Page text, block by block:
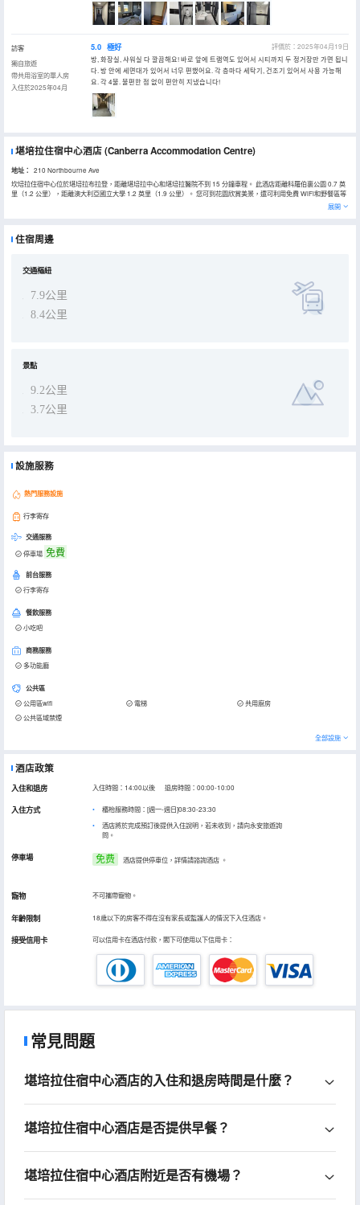
訪客
獨自旅遊
帶共用浴室的單人房
入住於2025年04月
5.0 極好
評價於：2025年04月19日
방, 화장실, 샤워실 다 깔끔해요! 바로 앞에 트램역도 있어서 시티까지 두 정거장만 가면 됩니
다. 방 안에 세면대가 있어서 너무 편했어요. 각 층마다 세탁기, 건조기 있어서 사용 가능해
요. 각 4불. 불편한 점 없이 편안히 지냈습니다!
堪培拉住宿中心酒店(Canberra Accommodation Centre)
地址：
210 Northbourne Ave
坎培拉住宿中心位於堪培拉布拉登，距離堪培拉中心和堪培拉醫院不到 15 分鐘車程。 此酒店距離科羅伯裏公園 0.7 英
里（1.2 公里），距離澳大利亞國立大學 1.2 英里（1.9 公里）。 您可到花園欣賞美景，還可利用免費 WiFi和野餐區等
服務和設施。此酒店的其他設施包括宴會廳和自動售貨機。 特色服務/設施包括快速入住、快速退房和洗衣設施。計劃在
堪培拉舉辦活動？這家酒店擁有 210 平方米（2260 平方英尺）的空間，包括會議場地和3 間會議室。酒店提供免費自
展開
住宿周邊
交通樞紐
7.9公里
8.4公里
景點
9.2公里
3.7公里
設施服務
熱門服務設施
行李寄存
交通服務
停車場 免費
前台服務
行李寄存
餐飲服務
小吃吧
商務服務
多功能廳
公共區
公用區wifi 電梯
共用廚房
公共區域禁煙
全部設施
酒店政策
入住和退房 入住時間：14:00以後 退房時間：00:00-10:00
入住方式
櫃枱服務時間：[週一-週日]08:30-23:30
酒店將於完成預訂後提供入住說明，若未收到，請向永安旅遊詢
問。
停車場 免费 酒店提供停車位，詳情請諮詢酒店 。
寵物 不可攜帶寵物。
年齡限制 18歲以下的房客不得在沒有家長或監護人的情況下入住酒店。
接受信用卡 可以信用卡在酒店付款，閣下可使用以下信用卡：
常見問題
堪培拉住宿中心酒店的入住和退房時間是什麼？
堪培拉住宿中心酒店是否提供早餐？
堪培拉住宿中心酒店附近是否有機場？